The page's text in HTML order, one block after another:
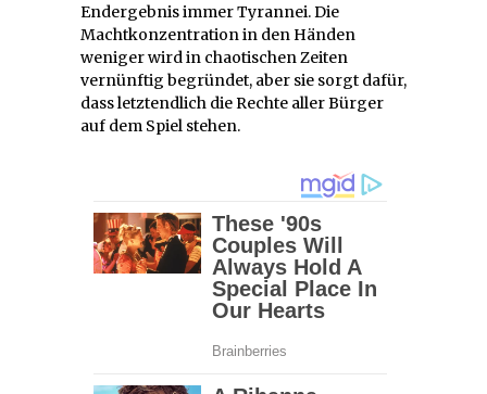
Endergebnis immer Tyrannei. Die
Machtkonzentration in den Händen
weniger wird in chaotischen Zeiten
vernünftig begründet, aber sie sorgt dafür,
dass letztendlich die Rechte aller Bürger
auf dem Spiel stehen.